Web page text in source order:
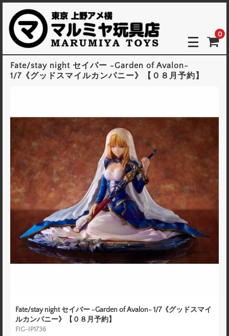
0
Fate/stay night セイバー -Garden of Avalon-
1/7《グッドスマイルカンパニー》【０８月予約】
Fate/stay night セイバー -Garden of Avalon- 1/7《グッドスマイ
ルカンパニー》【０８月予約】
FIG-IP1736